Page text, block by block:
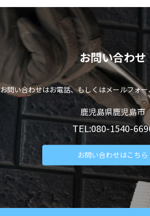
お問い合わせ
お問い合わせはお電話、もしくはメールフォー
鹿児島県鹿児島市
TEL:080-1540-
お問い合わせはこちら